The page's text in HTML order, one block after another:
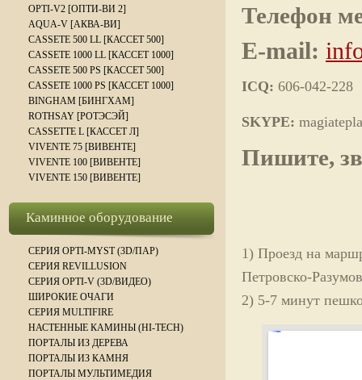
OPTI-V2 [ОПТИ-ВИ 2]
AQUA-V [АКВА-ВИ]
CASSETE 500 LL [КАССЕТ 500]
CASSETE 1000 LL [КАССЕТ 1000]
CASSETE 500 PS [КАССЕТ 500]
CASSETE 1000 PS [КАССЕТ 1000]
BINGHAM [БИНГХАМ]
ROTHSAY [РОТЭСЭЙ]
CASSETTE L [КАССЕТ Л]
VIVENTE 75 [ВИВЕНТЕ]
VIVENTE 100 [ВИВЕНТЕ]
VIVENTE 150 [ВИВЕНТЕ]
Каминное оборудование
СЕРИЯ OPTI-MYST (3D/ПАР)
СЕРИЯ REVILLUSION
СЕРИЯ OPTI-V (3D/ВИДЕО)
ШИРОКИЕ ОЧАГИ
СЕРИЯ MULTIFIRE
НАСТЕННЫЕ КАМИНЫ (HI-TECH)
ПОРТАЛЫ ИЗ ДЕРЕВА
ПОРТАЛЫ ИЗ КАМНЯ
ПОРТАЛЫ МУЛЬТИМЕДИЯ
Телефон
E-mail:
ICQ: 606-042-228
SKYPE: magiatepla
Пишите,
1) Проезд на
Петровско-
2) 5-7 минут